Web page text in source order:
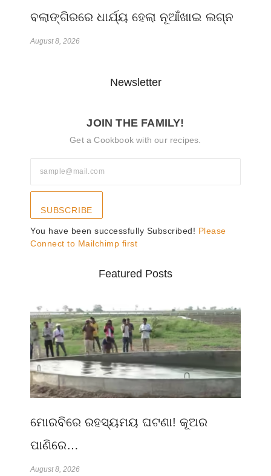
ବଲାଙ୍ଗିରରେ ଧାର୍ଯ୍ୟ ହେଲା ନୂଆଁଖାଇ ଲଗ୍ନ
August 8, 2026
Newsletter
JOIN THE FAMILY!
Get a Cookbook with our recipes.
SUBSCRIBE
You have been successfully Subscribed! Please
Connect to Mailchimp first
Featured Posts
ମୋରବିରେ ରହସ୍ୟମୟ ଘଟଣା! କୂଅର
ପାଣିରେ…
August 8, 2026